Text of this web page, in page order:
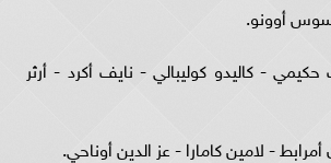
أوونو.
- كاليدو كوليبالي - نايف أكرد - أرثر
- لامين كامارا - عز الدين أوناحي.